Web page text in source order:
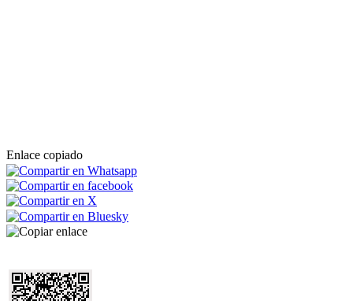
Enlace copiado